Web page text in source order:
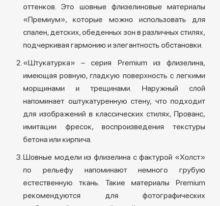
оттенков. Это шовные флизелиновые материалы
«Премиум», которые можно использовать для
спален, детских, обеденных зон в различных стилях,
подчеркивая гармонию и элегантность обстановки.
«Штукатурка» – серия Premium из флизелина,
имеющая ровную, гладкую поверхность с легкими
морщинами и трещинами. Наружный слой
напоминает оштукатуренную стену, что подходит
для изображений в классических стилях, Прованс,
имитации фресок, воспроизведения текстуры
бетона или кирпича.
Шовные модели из флизелина с фактурой «Холст»
по рельефу напоминают немного грубую
естественную ткань. Такие материалы Premium
рекомендуются для фотографических